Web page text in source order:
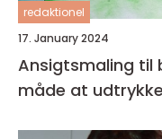
redaktionel
17. January 2024
Ansigtsmaling til
måde at